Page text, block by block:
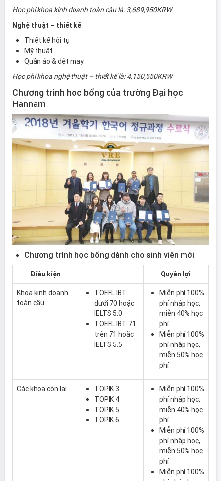
Học phí khoa kinh doanh toàn cầu là: 3,689,950KRW
Nghệ thuật – thiết kế
Thiết kế hội tụ
Mỹ thuật
Quần áo & dệt may
Học phí khoa nghệ thuật – thiết kế là: 4,150,550KRW
Chương trình học bổng của trường Đại học
Hannam
Chương trình học bổng dành cho sinh viên mới
Điều kiện Quyền lợi
Khoa kinh doanh
toàn cầu
TOEFL IBT
dưới 70 hoặc
IELTS 5.0
TOEFL IBT 71
trên 71 hoặc
IELTS 5.5
Miễn phí 100%
phí nhập học,
miễn 40% học
phí
Miễn phí 100%
phí nhập học,
miễn 50% học
phí
Các khoa còn lại
TOPIK 3
TOPIK 4
TOPIK 5
TOPIK 6
Miễn phí 100%
phí nhập học,
miễn 40% học
phí
Miễn phí 100%
phí nhập học,
miễn 50% học
phí
Miễn phí 100%